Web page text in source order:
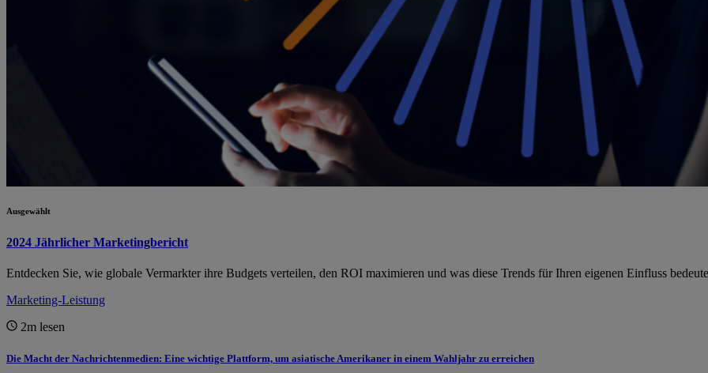
Ausgewählt
2024 Jährlicher Marketingbericht
Entdecken Sie, wie globale Vermarkter ihre Budgets verteilen, den ROI maximieren und was diese Trends für Ihren eigenen Einfluss
Marketing-Leistung
2m lesen
Die Macht der Nachrichtenmedien: Eine wichtige Plattform, um asiatische Amerikaner in einem Wahljahr zu erreichen